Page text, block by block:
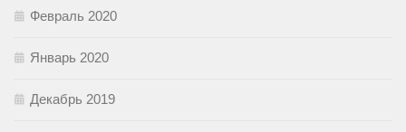
Февраль 2020
Январь 2020
Декабрь 2019